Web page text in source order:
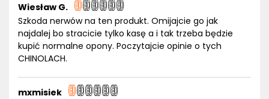
Wiesław G.
Szkoda nerwów na ten produkt. Omijajcie go jak
najdalej bo stracicie tylko kasę a i tak trzeba będzie
kupić normalne opony. Poczytajcie opinie o tych
CHINOLACH.
mxmisiek